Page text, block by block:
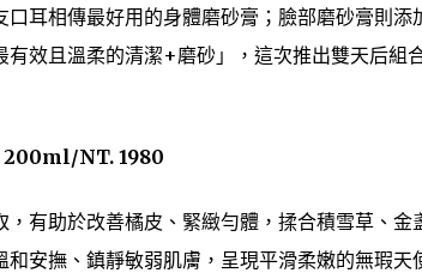
耳相傳最好用的身體磨砂膏；臉部磨砂膏則添
效且溫柔的清潔+磨砂」，這次推出雙天后組
200ml/NT. 1980
有助於改善橘皮、緊緻勻體，揉合積雪草、金
安撫、鎮靜敏弱肌膚，呈現平滑柔嫩的無瑕天